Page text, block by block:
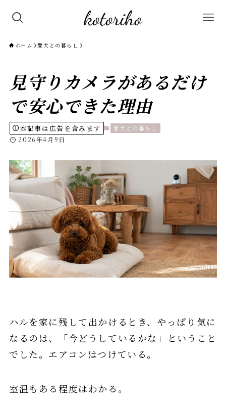
ホーム 愛犬との暮らし
見守りカメラがあるだけ
で安心できた理由
本記事は広告を含みます 愛犬との暮らし
2026年4月9日
ハルを家に残して出かけるとき、やっぱり気に
なるのは、「今どうしているかな」ということ
でした。エアコンはつけている。
室温もある程度はわかる。